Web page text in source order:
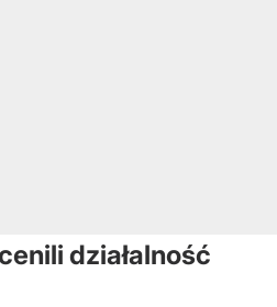
działalność